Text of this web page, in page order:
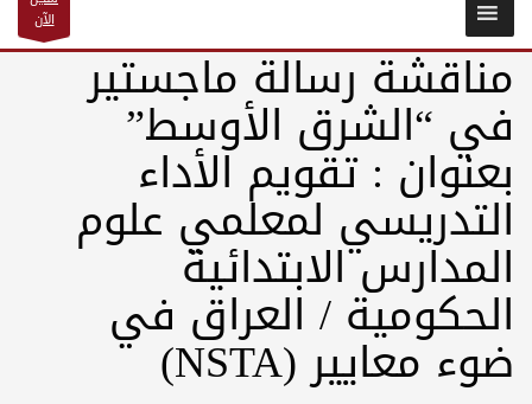
الآن
مناقشة رسالة ماجستير
في “الشرق الأوسط”
بعنوان : تقويم الأداء
التدريسي لمعلمي علوم
المدارس الابتدائية
الحكومية / العراق في
ضوء معايير (NSTA)